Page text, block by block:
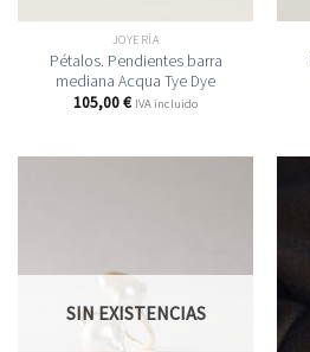
JOYERÍA
Pétalos. Pendientes barra
mediana Acqua Tye Dye
105,00€ IVA incluido
SIN EXISTENCIAS